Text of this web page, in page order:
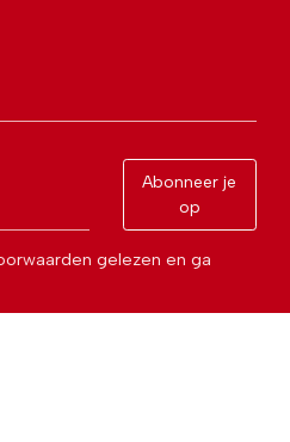
Abonneer je
op
gelezen en ga